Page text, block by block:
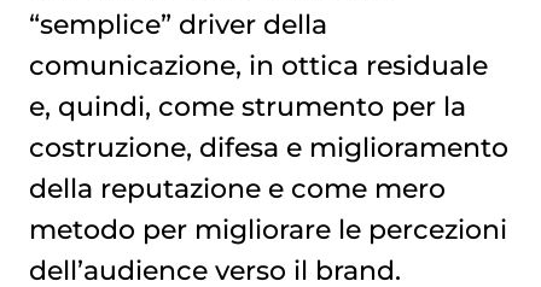
“semplice” driver della
comunicazione, in ottica residuale
e, quindi, come strumento per la
costruzione, difesa e miglioramento
della reputazione e come mero
metodo per migliorare le percezioni
dell’audience verso il brand.